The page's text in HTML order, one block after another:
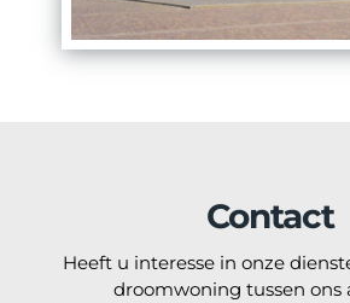
Contact
Heeft u interesse in onze
droomwoning tussen ons